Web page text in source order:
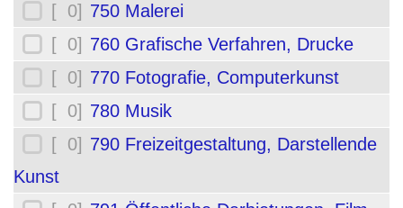
[ 0] 750 Malerei
[ 0] 760 Grafische Verfahren, Drucke
[ 0] 770 Fotografie, Computerkunst
[ 0] 780 Musik
[ 0] 790 Freizeitgestaltung, Darstellende
Kunst